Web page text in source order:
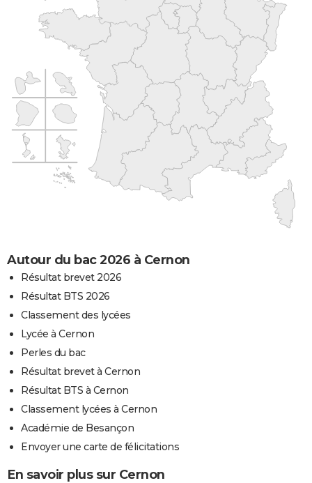
Autour du bac 2026 à Cernon
Résultat brevet 2026
Résultat BTS 2026
Classement des lycées
Lycée à Cernon
Perles du bac
Résultat brevet à Cernon
Résultat BTS à Cernon
Classement lycées à Cernon
Académie de Besançon
Envoyer une carte de félicitations
En savoir plus sur Cernon